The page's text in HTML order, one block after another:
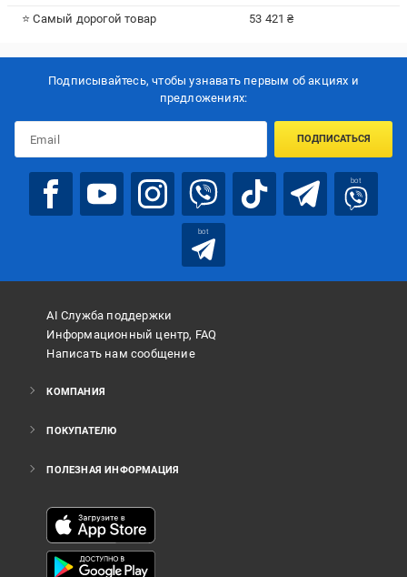
⭐ Самый дорогой товар 53 421 ₴
Подписывайтесь, чтобы узнавать первым об акцияx и
предложениях:
ПОДПИСАТЬСЯ
bot
bot
AI Служба поддержки
Информационный центр, FAQ
Написать нам сообщение
КОМПАНИЯ
ПОКУПАТЕЛЮ
ПОЛЕЗНАЯ ИНФОРМАЦИЯ